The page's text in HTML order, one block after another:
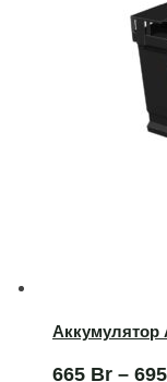
Аккумулятор
665 Br – 695